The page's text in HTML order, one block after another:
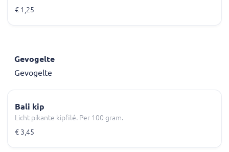
€ 1,25
Gevogelte
Gevogelte
Bali kip
Licht pikante kipfilé. Per 100 gram.
€ 3,45